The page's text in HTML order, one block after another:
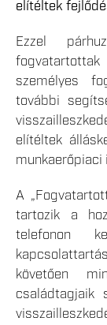
elítéltek
Ezzel
személyes
további
elítéltek
A
tartozik a
telefonon
követően
családtagjaik